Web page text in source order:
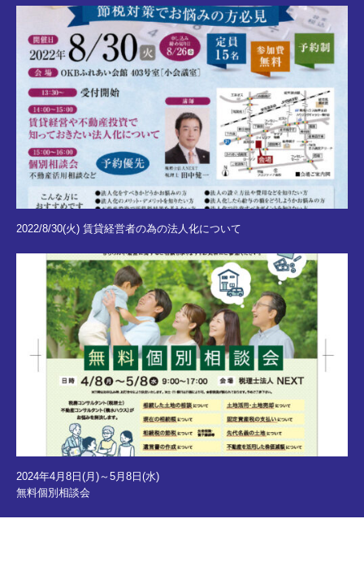
2022/8/30(火) 賃貸経営者の為の法人化について
2024年4月8日(月)～5月8日(水)
無料個別相談会